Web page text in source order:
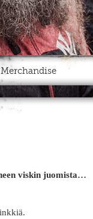
Merchandise
viskin juomista…